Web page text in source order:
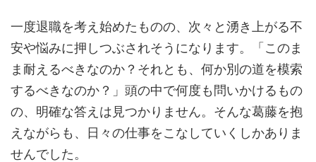
一度退職を考え始めたものの、次々と湧き上がる不
安や悩みに押しつぶされそうになります。「このま
ま耐えるべきなのか？それとも、何か別の道を模索
するべきなのか？」頭の中で何度も問いかけるもの
の、明確な答えは見つかりません。そんな葛藤を抱
えながらも、日々の仕事をこなしていくしかありま
せんでした。